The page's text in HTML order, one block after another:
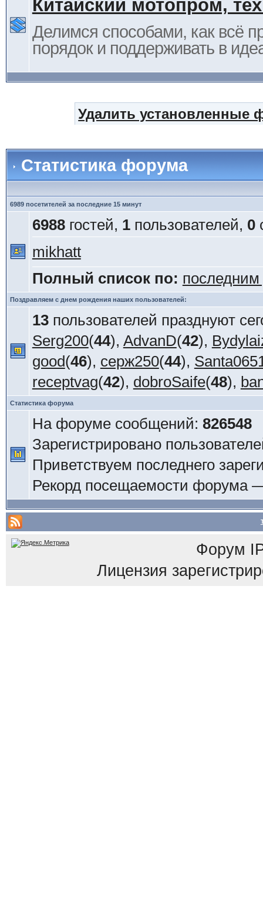
Китайский мотопром,
Делимся способами, как всё
порядок и поддерживать в
Удалить установленные
Статистика форума
6989 посетителей за последние 15 минут
6988гостей, 1пользователей, 0
mikhatt
Полный список по:
Поздравляем с днем рождения наших пользователей:
13пользователей празднуют
Serg200(44), AdvanD(42),
good(46), серж250(44),
receptvag(42), dobroSaife(48),
Статистика форума
На форуме сообщений: 826548
Зарегистрировано
Приветствуем последнего
Рекорд посещаемости форума
Форум
Лицензия